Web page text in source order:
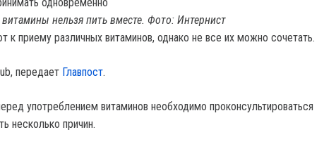
витамины нельзя пить вместе. Фото: Интернист
к приему различных витаминов, однако не все их можно сочетать.
передает Главпост.
употреблением витаминов необходимо проконсультироваться
несколько причин.